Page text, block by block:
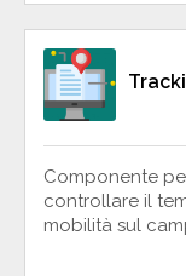
Componente
controllare il
mobilità sul